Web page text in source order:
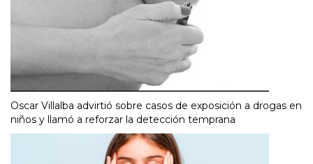
Oscar Villalba advirtió sobre casos de exposición a drogas en
niños y llamó a reforzar la detección temprana